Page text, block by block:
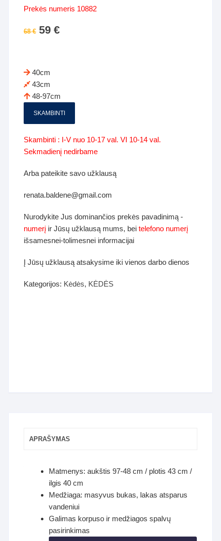
Prekės numeris 10882
68€ Original
price
59€Current
price
40cm
43cm
48-97cm
SKAMBINTI
Skambinti : I-V nuo 10-17 val. VI 10-14 val.
Sekmadienį nedirbame
Arba pateikite savo užklausą
renata.baldene@gmail.com
Nurodykite Jus dominančios prekės pavadinimą -
numerį ir Jūsų užklausą mums, beitelefono numerį
išsamesnei-tolimesnei informacijai
Į Jūsų užklausą atsakysime iki vienos darbo dienos
Kategorijos: Kėdės, KĖDĖS
APRAŠYMAS
Matmenys: aukštis 97-48 cm / plotis 43 cm /
ilgis 40 cm
Medžiaga: masyvus bukas, lakas atsparus
vandeniui
Galimas korpuso ir medžiagos spalvų
pasirinkimas